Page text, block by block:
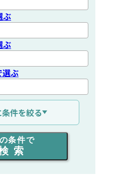
ぶ
ぶ
選ぶ
ぶ
を選ぶ
条件を絞る
条件で
索